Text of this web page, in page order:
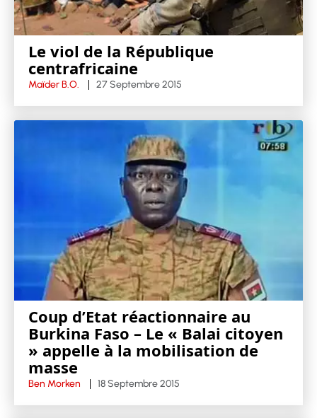
Le viol de la République
centrafricaine
Maïder B.O. 27 Septembre 2015
Coup d’Etat réactionnaire au
Burkina Faso – Le « Balai citoyen
» appelle à la mobilisation de
masse
Ben Morken 18 Septembre 2015